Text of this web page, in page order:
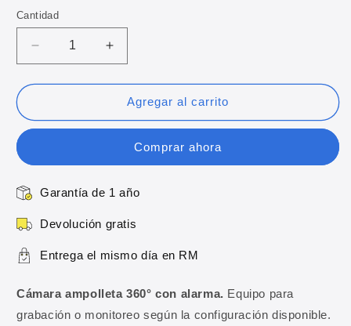
Cantidad
Reducir
cantidad
para
ampolleta
alarma
Aumentar
cantidad
para
Cámara
ampolleta
alarma
Agregar al carrito
Comprar ahora
Garantía de 1 año
Devolución gratis
Entrega el mismo día en RM
Cámara ampolleta 360° con alarma. Equipo para
grabación o monitoreo según la configuración disponible.